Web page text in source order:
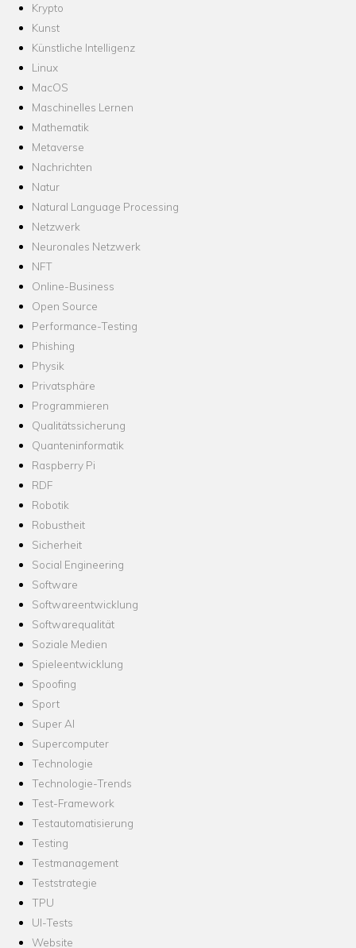
Krypto
Kunst
Künstliche Intelligenz
Linux
MacOS
Maschinelles Lernen
Mathematik
Metaverse
Nachrichten
Natur
Natural Language Processing
Netzwerk
Neuronales Netzwerk
NFT
Online-Business
Open Source
Performance-Testing
Phishing
Physik
Privatsphäre
Programmieren
Qualitätssicherung
Quanteninformatik
Raspberry Pi
RDF
Robotik
Robustheit
Sicherheit
Social Engineering
Software
Softwareentwicklung
Softwarequalität
Soziale Medien
Spieleentwicklung
Spoofing
Sport
Super AI
Supercomputer
Technologie
Technologie-Trends
Test-Framework
Testautomatisierung
Testing
Testmanagement
Teststrategie
TPU
UI-Tests
Website